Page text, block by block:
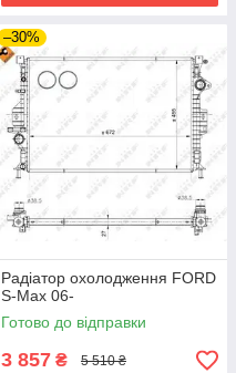
–30%
Радіатор охолодження FORD
S-Max 06-
Готово до відправки
3 857 ₴ 5 510 ₴